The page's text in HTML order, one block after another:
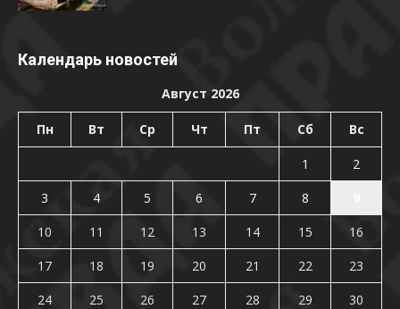
Календарь новостей
Август 2026
Пн Вт Ср Чт Пт Сб Вс
1
2
3
4 5 6 7 8
10
11 12 13 14 15
16
17
18 19 20 21 22
23
24
25 26 27 28 29
30